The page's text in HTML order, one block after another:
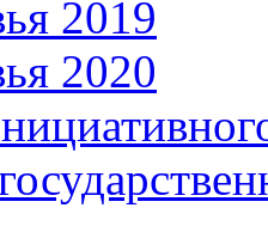
2019
2020